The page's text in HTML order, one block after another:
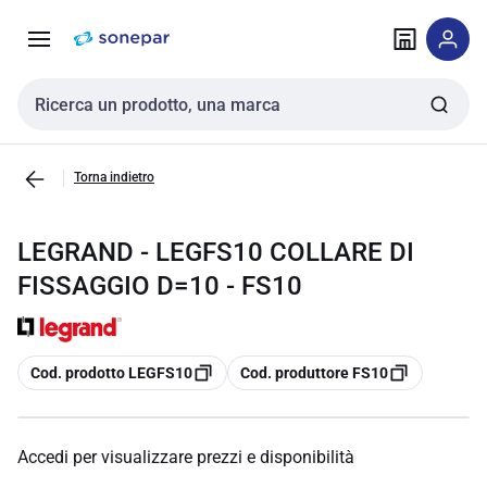
navigazione alla
Cerca input
Torna indietro
LEGRAND - LEGFS10 COLLARE DI
FISSAGGIO D=10 - FS10
copia
Cod. prodotto LEGFS10 copia
Cod. produttore FS10
Accedi per visualizzare prezzi e disponibilità